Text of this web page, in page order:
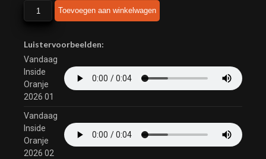
Vandaag
Inside
2026
aantal
Toevoegen aan winkelwagen
Luistervoorbeelden:
Vandaag
Inside
Oranje
2026 01
Vandaag
Inside
Oranje
2026 02